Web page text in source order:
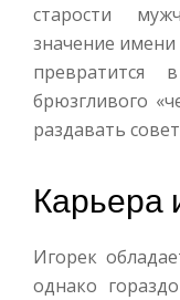
старости
значение имени
превратится
брюзгливого
раздавать
Карьера
Игорек
однако